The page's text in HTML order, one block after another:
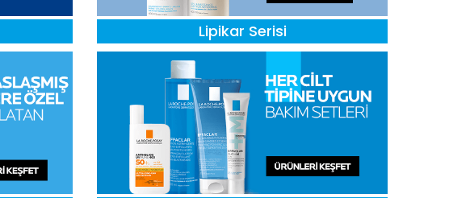
Lipikar Serisi